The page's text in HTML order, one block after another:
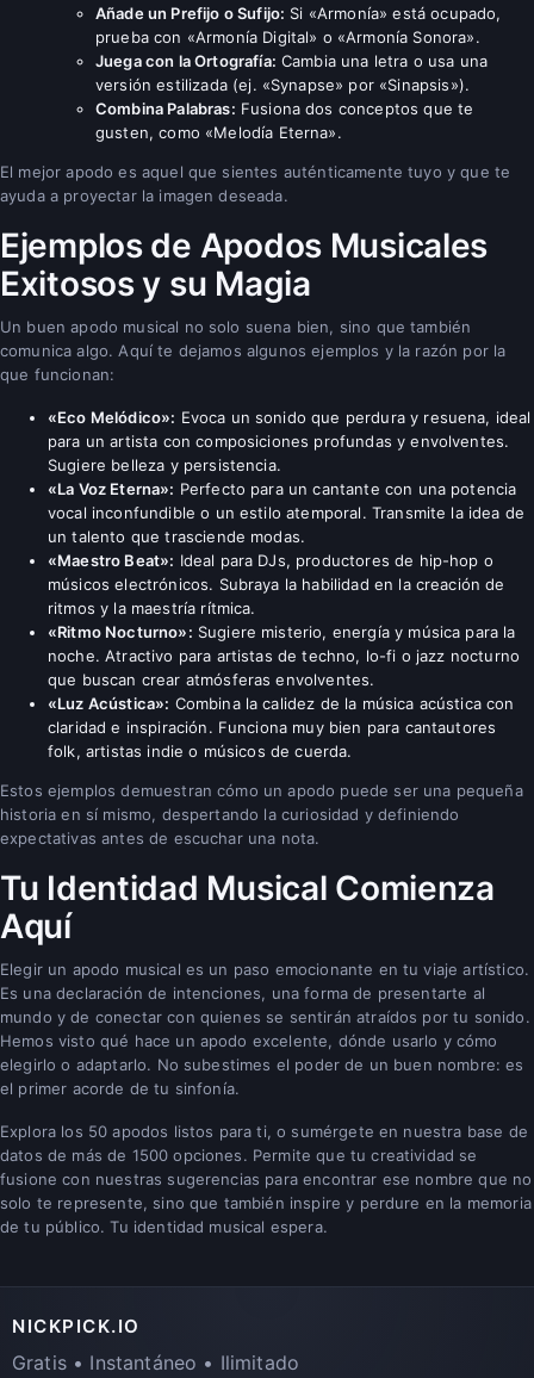
Añade un Prefijo o Sufijo: Si «Armonía» está ocupado,
prueba con «Armonía Digital» o «Armonía Sonora».
Juega con la Ortografía: Cambia una letra o usa una
versión estilizada (ej. «Synapse» por «Sinapsis»).
Combina Palabras: Fusiona dos conceptos que te
gusten, como «Melodía Eterna».
El mejor apodo es aquel que sientes auténticamente tuyo y que te
ayuda a proyectar la imagen deseada.
Ejemplos de Apodos Musicales
Exitosos y su Magia
Un buen apodo musical no solo suena bien, sino que también
comunica algo. Aquí te dejamos algunos ejemplos y la razón por la
que funcionan:
«Eco Melódico»: Evoca un sonido que perdura y resuena, ideal
para un artista con composiciones profundas y envolventes.
Sugiere belleza y persistencia.
«La Voz Eterna»: Perfecto para un cantante con una potencia
vocal inconfundible o un estilo atemporal. Transmite la idea de
un talento que trasciende modas.
«Maestro Beat»: Ideal para DJs, productores de hip-hop o
músicos electrónicos. Subraya la habilidad en la creación de
ritmos y la maestría rítmica.
«Ritmo Nocturno»: Sugiere misterio, energía y música para la
noche. Atractivo para artistas de techno, lo-fi o jazz nocturno
que buscan crear atmósferas envolventes.
«Luz Acústica»: Combina la calidez de la música acústica con
claridad e inspiración. Funciona muy bien para cantautores
folk, artistas indie o músicos de cuerda.
Estos ejemplos demuestran cómo un apodo puede ser una pequeña
historia en sí mismo, despertando la curiosidad y definiendo
expectativas antes de escuchar una nota.
Tu Identidad Musical Comienza
Aquí
Elegir un apodo musical es un paso emocionante en tu viaje artístico.
Es una declaración de intenciones, una forma de presentarte al
mundo y de conectar con quienes se sentirán atraídos por tu sonido.
Hemos visto qué hace un apodo excelente, dónde usarlo y cómo
elegirlo o adaptarlo. No subestimes el poder de un buen nombre: es
el primer acorde de tu sinfonía.
Explora los 50 apodos listos para ti, o sumérgete en nuestra base de
datos de más de 1500 opciones. Permite que tu creatividad se
fusione con nuestras sugerencias para encontrar ese nombre que no
solo te represente, sino que también inspire y perdure en la memoria
de tu público. Tu identidad musical espera.
NICKPICK.IO
Gratis • Instantáneo • Ilimitado